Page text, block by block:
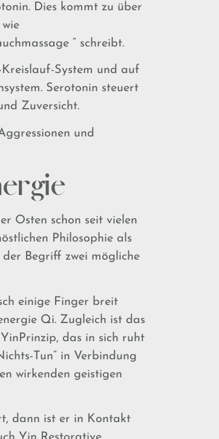
Dies kommt zu über
“ schreibt.
System und auf
Serotonin steuert
Zuversicht.
und
Osten schon seit vielen
Philosophie als
Begriff zwei mögliche
einige Finger breit
Qi. Zugleich ist das
das in sich ruht
Tun“ in Verbindung
wirkenden geistigen
dann ist er in Kontakt